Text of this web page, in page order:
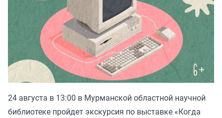
24 августа в 13:00 в Мурманской областной научной
библиотеке пройдет экскурсия по выставке «Когда